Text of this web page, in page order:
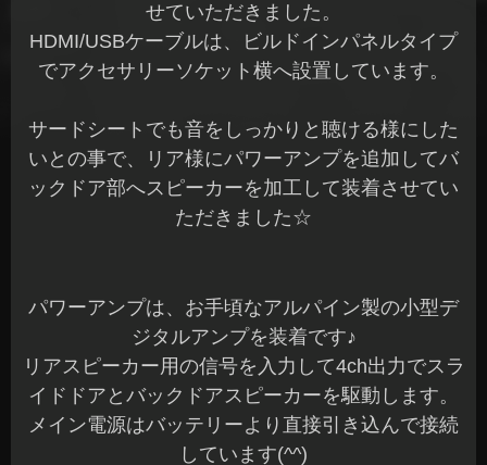
せていただきました。
HDMI/USBケーブルは、ビルドインパネルタイプ
でアクセサリーソケット横へ設置しています。
サードシートでも音をしっかりと聴ける様にした
いとの事で、リア様にパワーアンプを追加してバ
ックドア部へスピーカーを加工して装着させてい
ただきました☆
パワーアンプは、お手頃なアルパイン製の小型デ
ジタルアンプを装着です♪
リアスピーカー用の信号を入力して4ch出力でスラ
イドドアとバックドアスピーカーを駆動します。
メイン電源はバッテリーより直接引き込んで接続
しています(^^)